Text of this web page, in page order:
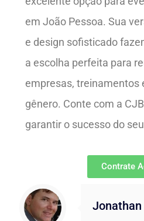
em João Pessoa. Sua
e design sofisticado
a escolha perfeita para
empresas, treinamentos
gênero. Conte com a
garantir o sucesso do
Contrate
Jonathan